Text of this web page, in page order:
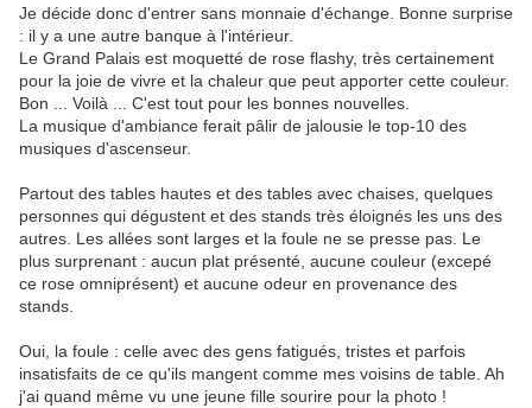
Je décide donc d'entrer sans monnaie d'échange. Bonne surprise
: il y a une autre banque à l'intérieur.
Le Grand Palais est moquetté de rose flashy, très certainement
pour la joie de vivre et la chaleur que peut apporter cette couleur.
Bon ... Voilà ... C'est tout pour les bonnes nouvelles.
La musique d'ambiance ferait pâlir de jalousie le top-10 des
musiques d'ascenseur.
Partout des tables hautes et des tables avec chaises, quelques
personnes qui dégustent et des stands très éloignés les uns des
autres. Les allées sont larges et la foule ne se presse pas. Le
plus surprenant : aucun plat présenté, aucune couleur (excepé
ce rose omniprésent) et aucune odeur en provenance des
stands.
Oui, la foule : celle avec des gens fatigués, tristes et parfois
insatisfaits de ce qu'ils mangent comme mes voisins de table. Ah
j'ai quand même vu une jeune fille sourire pour la photo !